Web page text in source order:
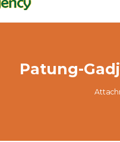
Patung-